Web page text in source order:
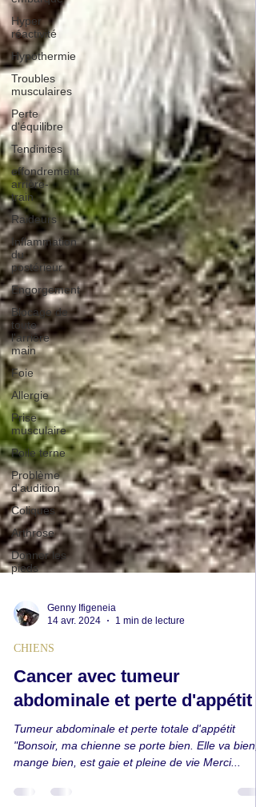
Hyper
réactivité
Hypothermie
Troubles
musculaires
Perte
d'équilibre
Tendinites
effondrement
arrière-
train
Raideurs
Inflammation
du
postérieur
Engorgement
Blocage de
toute
l'arrière
main
Foie
Allergie
Prise
musculaire
Poile terne
Problème
d'audition
Coliques
Arthrose
Donner les
pieds
14 avr. 2024
CHIENS
Cancer avec tumeur
abdominale et perte d'appétit
Tumeur abdominale et perte totale d'appétit
mange bien, est gaie et pleine de vie Merci...